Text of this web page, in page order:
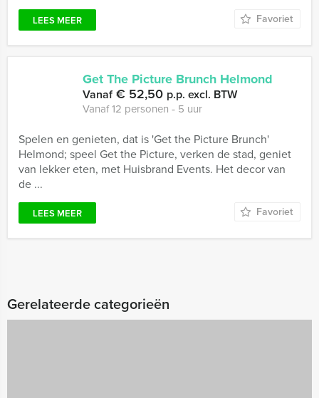
LEES MEER Favoriet
Get The Picture Brunch Helmond
Vanaf€ 52,50 p.p. excl. BTW
Vanaf 12 personen ‐ 5 uur
Spelen en genieten, dat is 'Get the Picture Brunch'
Helmond; speel Get the Picture, verken de stad, geniet
van lekker eten, met Huisbrand Events. Het decor van
de ...
LEES MEER Favoriet
Gerelateerde categorieën